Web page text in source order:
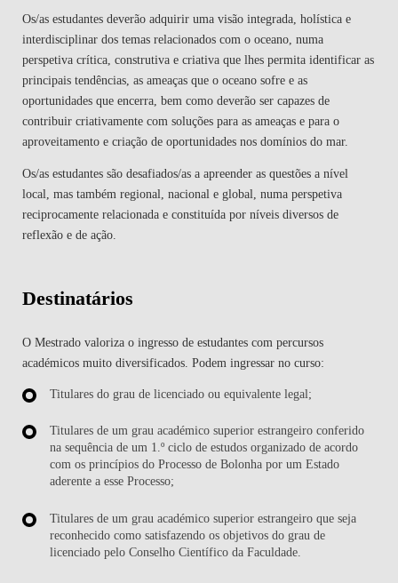
Os/as estudantes deverão adquirir uma visão integrada, holística e
interdisciplinar dos temas relacionados com o oceano, numa
perspetiva crítica, construtiva e criativa que lhes permita identificar as
principais tendências, as ameaças que o oceano sofre e as
oportunidades que encerra, bem como deverão ser capazes de
contribuir criativamente com soluções para as ameaças e para o
aproveitamento e criação de oportunidades nos domínios do mar.
Os/as estudantes são desafiados/as a apreender as questões a nível
local, mas também regional, nacional e global, numa perspetiva
reciprocamente relacionada e constituída por níveis diversos de
reflexão e de ação.
Destinatários
O Mestrado valoriza o ingresso de estudantes com percursos
académicos muito diversificados. Podem ingressar no curso:
Titulares do grau de licenciado ou equivalente legal;
Titulares de um grau académico superior estrangeiro conferido
na sequência de um 1.º ciclo de estudos organizado de acordo
com os princípios do Processo de Bolonha por um Estado
aderente a esse Processo;
Titulares de um grau académico superior estrangeiro que seja
reconhecido como satisfazendo os objetivos do grau de
licenciado pelo Conselho Científico da Faculdade.